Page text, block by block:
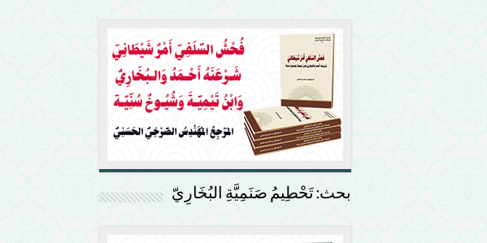
بحث: تَحْطِيمُ صَنَمِيَّةِ البُخَارِيّ